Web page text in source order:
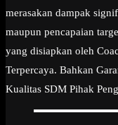
merasakan dampak
maupun pencapaian
yang disiapkan oleh
Terpercaya. Bahkan
Kualitas SDM Pihak